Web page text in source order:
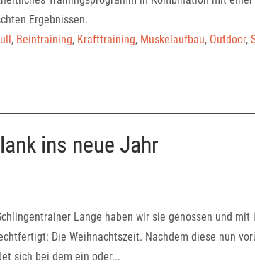
Ergebnissen.
, Beintraining, Krafttraining, Muskelaufbau, Outdoor,
ins neue Jahr
Lange haben wir sie genossen und mit
Die Weihnachtszeit. Nachdem diese nun
sich bei dem ein oder...